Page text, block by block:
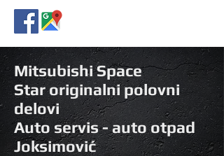
Mitsubishi Space
Star originalni polovni
delovi
Auto servis - auto otpad
Joksimović